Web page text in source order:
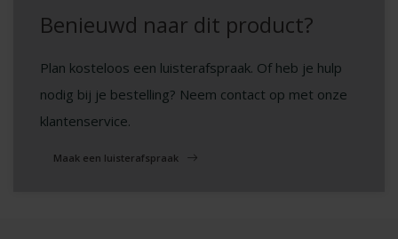
Benieuwd naar dit product?
Plan kosteloos een luisterafspraak. Of heb je hulp
nodig bij je bestelling? Neem contact op met onze
klantenservice.
Maak een luisterafspraak